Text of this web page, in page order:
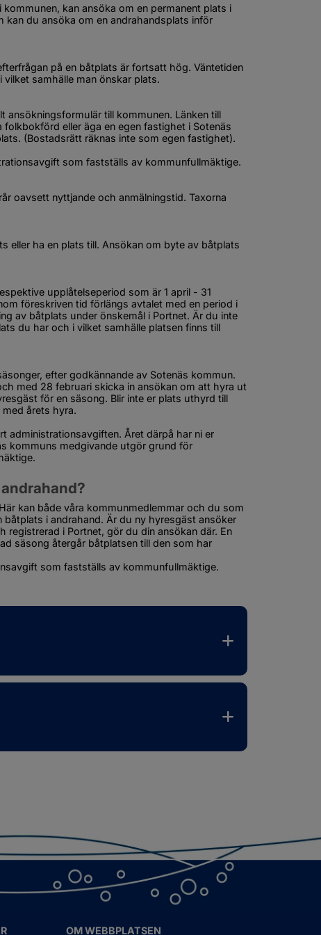
kan ansöka om en permanent plats i
du ansöka om en andrahandsplats inför
på en båtplats är fortsatt hög. Väntetiden
samhälle man önskar plats.
ansökningsformulär till kommunen. Länken till
eller äga en egen fastighet i Sotenäs
(Bostadsrätt räknas inte som egen fastighet).
som fastställs av kommunfullmäktige.
oavsett nyttjande och anmälningstid. Taxorna
eller ha en plats till. Ansökan om byte av båtplats
upplåtelseperiod som är 1 april - 31
föreskriven tid förlängs avtalet med en period i
av båtplats under önskemål i Portnet. Är du inte
registrerad i Portnet mejlar du namn, adress, vilken båtplats du har och i vilket samhälle platsen finns till
efter godkännande av Sotenäs kommun.
med 28 februari skicka in ansökan om att hyra ut
för en säsong. Blir inte er plats uthyrd till
årets hyra.
administrationsavgiften. Året därpå har ni er
kommuns medgivande utgör grund för
kan både våra kommunmedlemmar och du som
i andrahand. Är du ny hyresgäst ansöker
registrerad i Portnet, gör du din ansökan där. En
säsong återgår båtplatsen till den som har
som fastställs av kommunfullmäktige.
OM WEBBPLATSEN